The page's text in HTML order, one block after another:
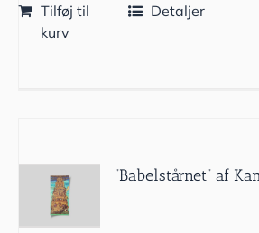
Tilføj til
kurv
Detaljer
”Babelstårnet” af